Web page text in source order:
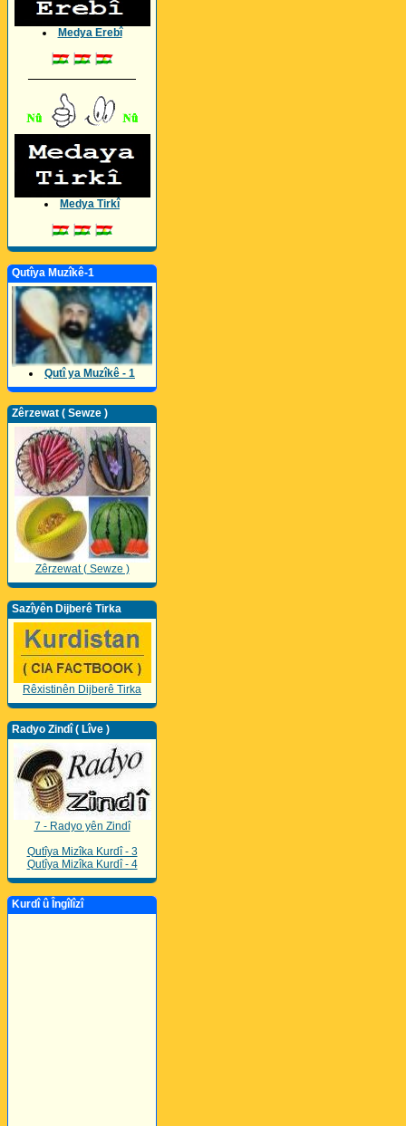
Medya Erebî
Medya Tirkî
Qutîya Muzîkê-1
Qutî ya Muzîkê - 1
Zêrzewat ( Sewze )
Zêrzewat ( Sewze )
Sazîyên Dijberê Tirka
Rêxistinên Dijberê Tirka
Radyo Zindî ( Lîve )
7 - Radyo yên Zindî
Qutîya Mizîka Kurdî - 3
Qutîya Mizîka Kurdî - 4
Kurdî û Îngîlîzî